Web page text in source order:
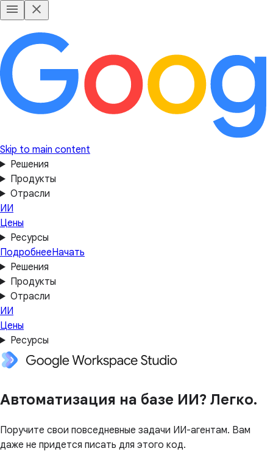
Skip to main content
Решения
Продукты
Отрасли
ИИ
Цены
Ресурсы
ПодробнееНачать
Решения
Продукты
Отрасли
ИИ
Цены
Ресурсы
Автоматизация на базе ИИ? Легко.
Поручите свои повседневные задачи ИИ-агентам. Вам
даже не придется писать для этого код.